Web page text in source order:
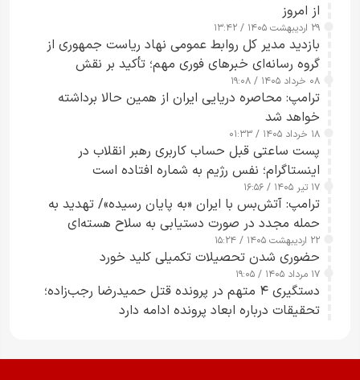
از امروز
۲۹ اردیبهشت ۱۴۰۵ / ۱۳:۴۲
بازدید مدیر کل روابط عمومی نهاد ریاست جمهوری از
گروه رسانه‌ای خبرهای فوری مهم؛ تأکید بر نقش
رسانه‌های هوشمند و مسئول در ارتقای آگاهی عمومی
۰۸ خرداد ۱۴۰۵ / ۱۹:۰۸
ترامپ: محاصره دریایی ایران از همین حالا برداشته
خواهد شد
۱۸ خرداد ۱۴۰۵ / ۰۱:۳۳
پست ساعتی قبل حساب کاربری رهبر انقلاب در
اینستاگرام؛ نفس رژیم به شماره افتاده است​
۱۷ تیر ۱۴۰۵ / ۱۶:۵۶
ترامپ: آتش‌بس با ایران «به پایان رسیده»/ تهدید به
حمله مجدد در صورت دستیابی به سلاح هسته‌ای
۲۲ اردیبهشت ۱۴۰۵ / ۱۵:۲۴
حضوری شدن تحصیلات تکمیلی کلید خورد
۱۷ مرداد ۱۴۰۵ / ۱۹:۰۵
دستگیری ۴ متهم در پرونده قتل حمیدرضا رجب‌زاده؛
تحقیقات درباره ابعاد پرونده ادامه دارد